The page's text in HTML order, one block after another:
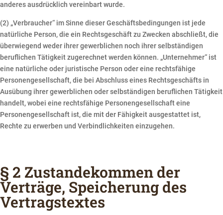
anderes ausdrücklich vereinbart wurde.
(2) „Verbraucher“ im Sinne dieser Geschäftsbedingungen ist jede
natürliche Person, die ein Rechtsgeschäft zu Zwecken abschließt, die
überwiegend weder ihrer gewerblichen noch ihrer selbständigen
beruflichen Tätigkeit zugerechnet werden können. „Unternehmer“ ist
eine natürliche oder juristische Person oder eine rechtsfähige
Personengesellschaft, die bei Abschluss eines Rechtsgeschäfts in
Ausübung ihrer gewerblichen oder selbständigen beruflichen Tätigkeit
handelt, wobei eine rechtsfähige Personengesellschaft eine
Personengesellschaft ist, die mit der Fähigkeit ausgestattet ist,
Rechte zu erwerben und Verbindlichkeiten einzugehen.
§ 2 Zustandekommen der
Verträge, Speicherung des
Vertragstextes